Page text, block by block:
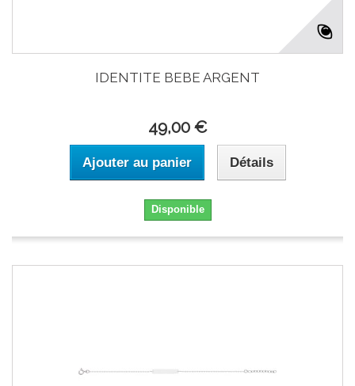
IDENTITE BEBE ARGENT
49,00 €
Ajouter au panier Détails
Disponible